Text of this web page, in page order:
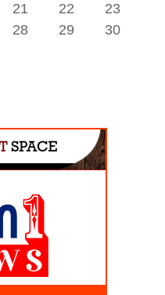
21 22
23
28 29
30